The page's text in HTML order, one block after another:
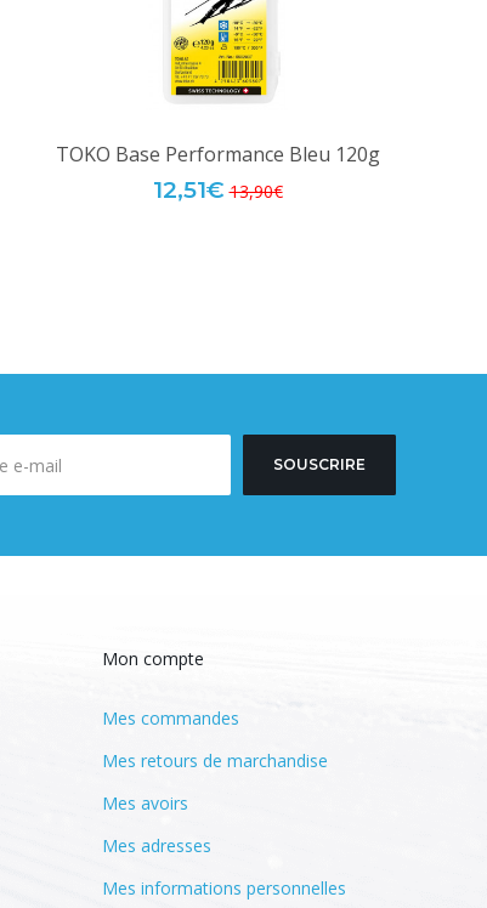
TOKO Base Performance Bleu 120g
12,51€ 13,90€
SOUSCRIRE
Mon compte
Mes commandes
Mes retours de marchandise
Mes avoirs
Mes adresses
Mes informations personnelles